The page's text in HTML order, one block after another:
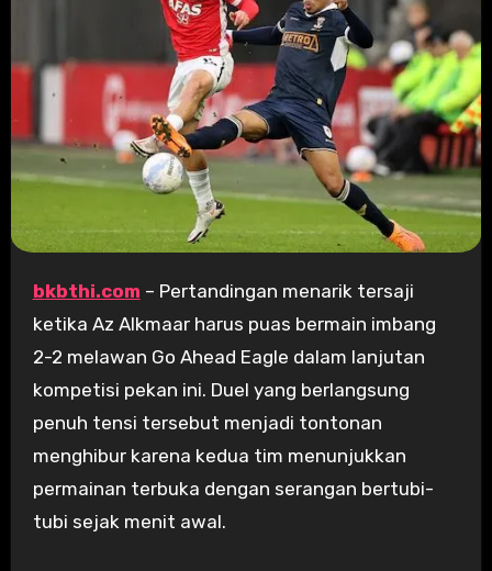
bkbthi.com – Pertandingan menarik tersaji
ketika Az Alkmaar harus puas bermain imbang
2-2 melawan Go Ahead Eagle dalam lanjutan
kompetisi pekan ini. Duel yang berlangsung
penuh tensi tersebut menjadi tontonan
menghibur karena kedua tim menunjukkan
permainan terbuka dengan serangan bertubi-
tubi sejak menit awal.